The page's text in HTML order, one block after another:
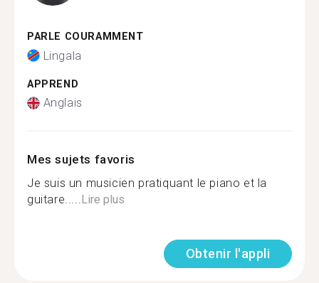
PARLE COURAMMENT
Lingala
APPREND
Anglais
Mes sujets favoris
Je suis un musicien pratiquant le piano et la
guitare.....Lire plus
Obtenir l'appli